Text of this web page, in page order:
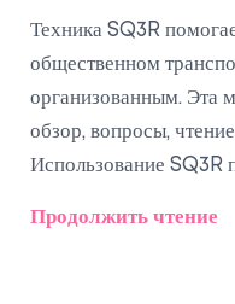
Техника SQ3R
общественном
организованным. Эта
обзор, вопросы,
Использование SQ3R
когда вокруг шум и
Продолжить чтение